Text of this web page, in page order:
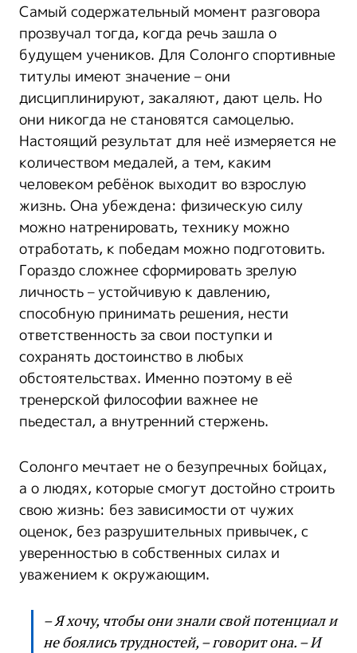
Самый содержательный момент разговора
прозвучал тогда, когда речь зашла о
будущем учеников. Для Солонго спортивные
титулы имеют значение – они
дисциплинируют, закаляют, дают цель. Но
они никогда не становятся самоцелью.
Настоящий результат для неё измеряется не
количеством медалей, а тем, каким
человеком ребёнок выходит во взрослую
жизнь. Она убеждена: физическую силу
можно натренировать, технику можно
отработать, к победам можно подготовить.
Гораздо сложнее сформировать зрелую
личность – устойчивую к давлению,
способную принимать решения, нести
ответственность за свои поступки и
сохранять достоинство в любых
обстоятельствах. Именно поэтому в её
тренерской философии важнее не
пьедестал, а внутренний стержень.
Солонго мечтает не о безупречных бойцах,
а о людях, которые смогут достойно строить
свою жизнь: без зависимости от чужих
оценок, без разрушительных привычек, с
уверенностью в собственных силах и
уважением к окружающим.
– Я хочу, чтобы они знали свой потенциал и
не боялись трудностей, – говорит она. – И